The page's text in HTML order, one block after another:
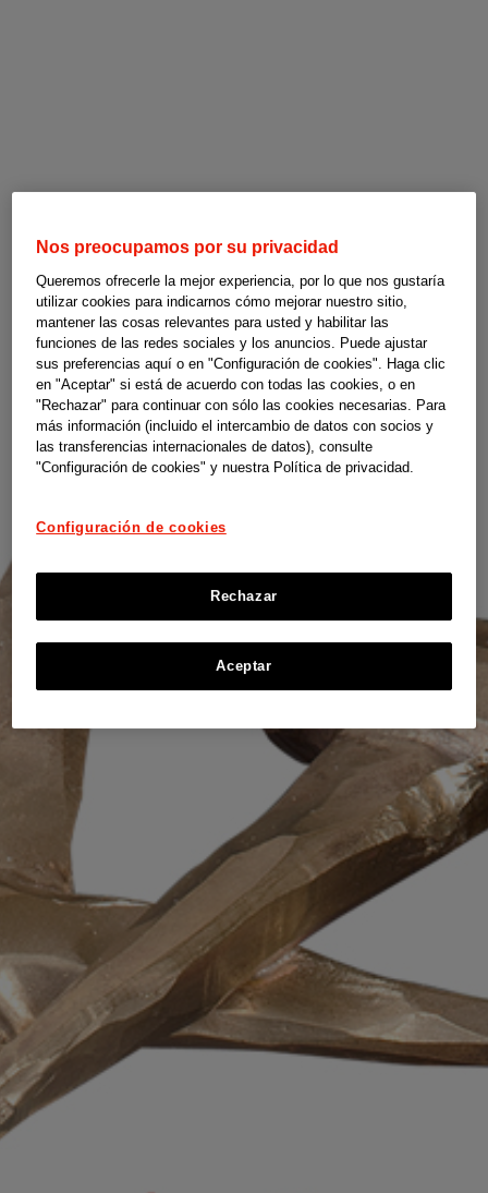
Nos preocupamos por su privacidad
Queremos ofrecerle la mejor experiencia, por lo que nos gustaría
utilizar cookies para indicarnos cómo mejorar nuestro sitio,
mantener las cosas relevantes para usted y habilitar las
funciones de las redes sociales y los anuncios. Puede ajustar
sus preferencias aquí o en "Configuración de cookies". Haga clic
en "Aceptar" si está de acuerdo con todas las cookies, o en
"Rechazar" para continuar con sólo las cookies necesarias. Para
más información (incluido el intercambio de datos con socios y
las transferencias internacionales de datos), consulte
"Configuración de cookies" y nuestra Política de privacidad.
Configuración de cookies
Rechazar
Aceptar